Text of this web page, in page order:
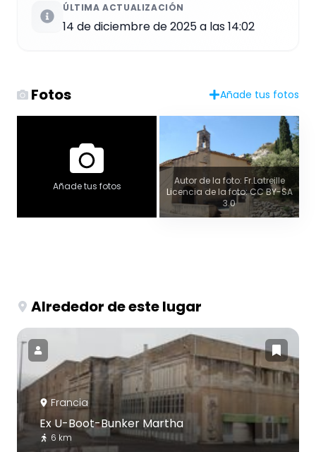
ÚLTIMA ACTUALIZACIÓN
14 de diciembre de 2025 a las 14:02
Fotos Añade tus fotos
Añade tus fotos
Autor de la foto: Fr.Latreille
Licencia de la foto: CC BY-SA
3.0
Alrededor de este lugar
Francia
Ex U-Boot-Bunker Martha
6 km